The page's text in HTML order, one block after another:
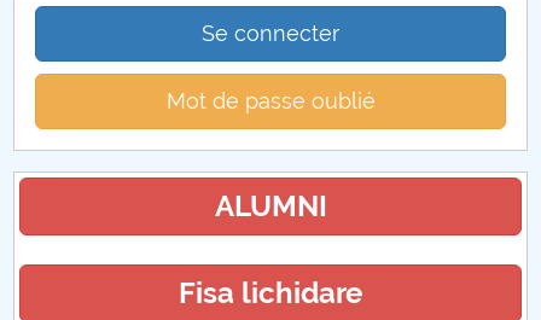
Carrières enseignantes
Evènements
Se connecter
Mot de passe oublié
ALUMNI
Fisa lichidare